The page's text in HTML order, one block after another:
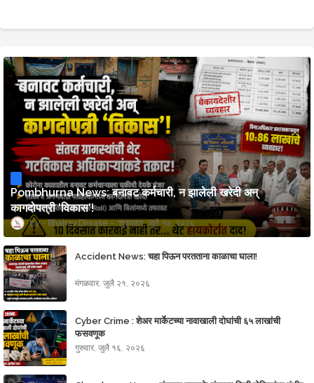
Pombhurna News: बनावट कर्मचारी, न झालेली खरेदी अन्
कागदोपत्री 'विकास'!
Bhairav Diwase शुक्रवार, जुलै १७, २०२६
Accident News: चहा पिऊन परतताना काळाचा घाला!
मंगळवार, जुलै २१, २०२६
Cyber Crime : शेअर मार्केटच्या नावाखाली दोघांची ६५ लाखांची
फसवणूक
गुरुवार, जुलै १६, २०२६